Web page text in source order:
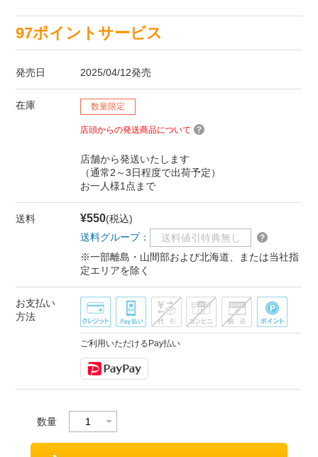
97ポイントサービス
発売日 2025/04/12発売
在庫 数量限定
店頭からの発送商品について
店舗から発送いたします
（通常2～3日程度で出荷予定）
お一人様1点まで
送料 ¥550(税込)
送料グループ：
送料値引特典無し
※一部離島・山間部および北海道、または当社指
定エリアを除く
お支払い
方法
ご利用いただけるPay払い
数量